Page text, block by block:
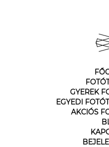
GYEREK
EGYEDI
AKCIÓS